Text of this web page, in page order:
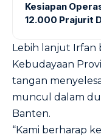
Kesiapan
12.000 Prajurit
Lebih lanjut Irfan
Kebudayaan
tangan
muncul dalam
Banten.
“Kami berharap